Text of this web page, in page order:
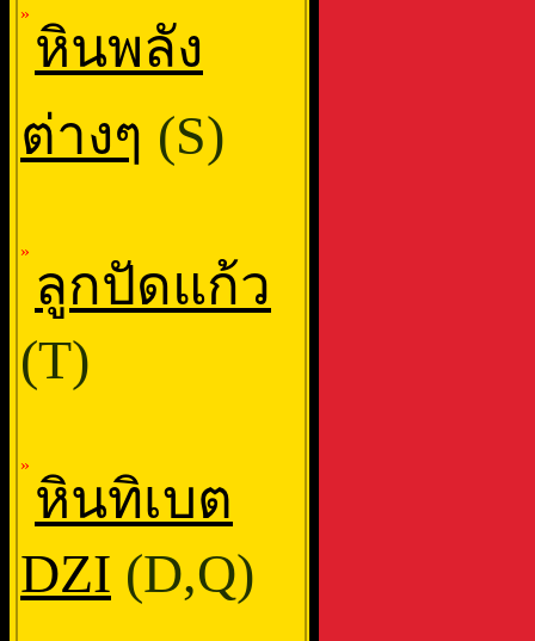
»
หินพลัง
ต่างๆ (S)
»
ลูกปัดแก้ว
(T)
»
หินทิเบต
DZI (D,Q)